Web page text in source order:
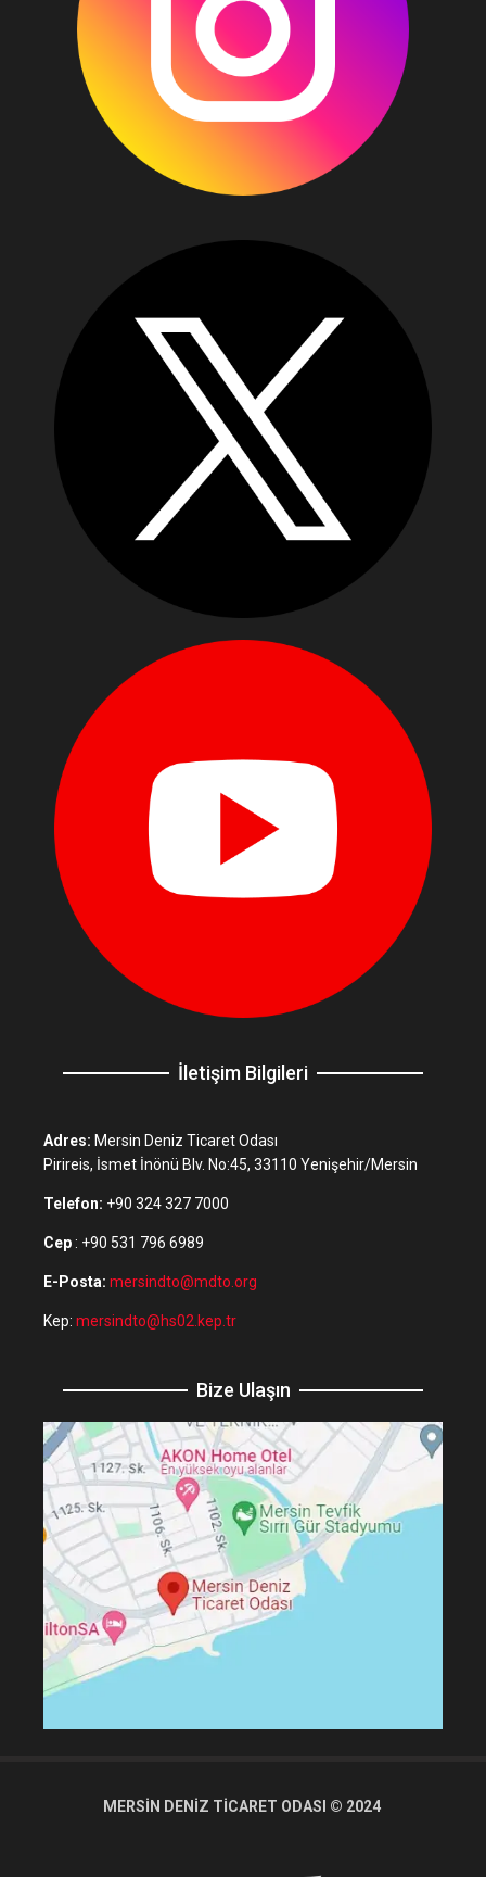
İletişim Bilgileri
Adres: Mersin Deniz Ticaret Odası
Pirireis, İsmet İnönü Blv. No:45, 33110 Yenişehir/Mersin
Telefon: +90 324 327 7000
Cep: +90 531 796 6989
E-Posta: mersindto@mdto.org
Kep: mersindto@hs02.kep.tr
Bize Ulaşın
MERSİN DENİZ TİCARET ODASI © 2024